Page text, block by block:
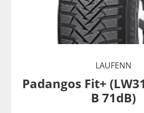
LAUFENN
Padangos Fit+
B 71dB)